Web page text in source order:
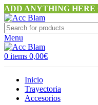
ADD ANYTHING
Menu
0 items 0,00€
Inicio
Trayectoria
Accesorios